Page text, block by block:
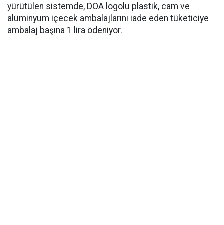
yürütülen sistemde, DOA logolu plastik, cam ve
alüminyum içecek ambalajlarını iade eden tüketiciye
ambalaj başına 1 lira ödeniyor.